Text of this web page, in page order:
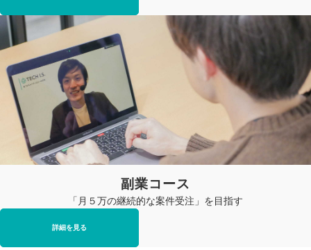
副業コース
「月５万の継続的な案件受注」を目指す
詳細を見る